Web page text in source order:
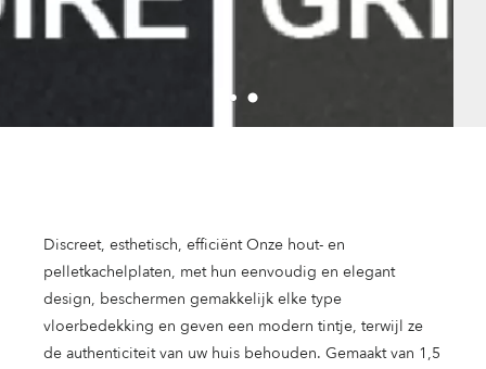
Discreet, esthetisch, efficiënt Onze hout- en
pelletkachelplaten, met hun eenvoudig en elegant
design, beschermen gemakkelijk elke type
vloerbedekking en geven een modern tintje, terwijl ze
de authenticiteit van uw huis behouden. Gemaakt van 1,5